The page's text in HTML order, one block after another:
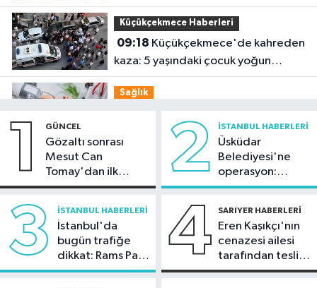
Küçükçekmece Haberleri
09:18
kaza: 5 yaşındaki çocuk yoğun
bakımda
Sağlık
hastalarına sıcak hava uyarısı
08:57
altında çalışmaya öğle yasağı
1 GÜNCEL
Gözaltı sonrası
Mesut Can
Tomay'dan ilk
açıklama
2 İSTANBUL HABERLERI
Üsküdar
Belediyesi'ne
operasyon:
Sinem Dedetaş'a
3 İSTANBUL HABERLERI
İstanbul'da
bugün trafiğe
dikkat: Rams Park
çevresinde bazı
4 SARIYER HABERLERI
Eren Kaşıkçı'nın
cenazesi ailesi
tarafından teslim
alındı